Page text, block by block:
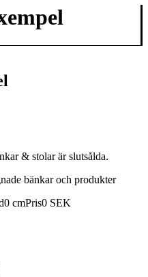
& stolar är slutsålda.
bänkar och produkter
0 cmPris0 SEK